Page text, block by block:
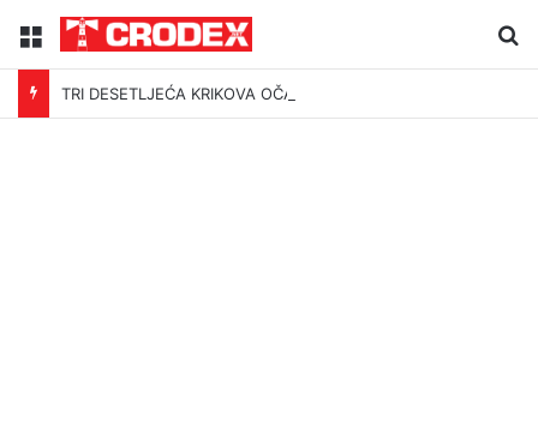
Menu
TRI DESETLJEĆA KRIKOVA OČAJNIKA